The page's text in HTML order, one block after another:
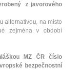
z javorového
alternativou, na místo
zejména v období
MZ ČR číslo
bezpečnostní